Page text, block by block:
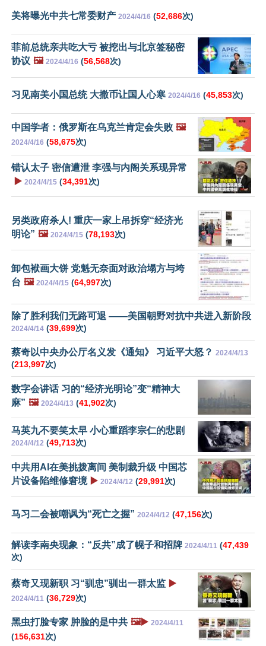
美将曝光中共七常委财产 2024/4/16 (52,686次)
菲前总统亲共吃大亏 被挖出与北京签秘密
协议 🖼️ 2024/4/16 (56,568次)
习见南美小国总统 大撒币让国人心寒 2024/4/16 (45,853次)
中国学者：俄罗斯在乌克兰肯定会失败 🖼️
2024/4/16 (58,675次)
错认太子 密信遭泄 李强与内阁关系现异常
▶️ 2024/4/15 (34,391次)
另类政府杀人! 重庆一家上吊拆穿“经济光
明论” 🖼️ 2024/4/15 (78,193次)
卸包袱画大饼 党魁无奈面对政治塌方与垮
台 🖼️ 2024/4/15 (64,997次)
除了胜利我们无路可退 ——美国朝野对抗中共进入新阶段
2024/4/14 (39,699次)
蔡奇以中央办公厅名义发《通知》 习近平大怒？ 2024/4/13
(213,997次)
数字会讲话 习的“经济光明论”变“精神大
麻” 🖼️ 2024/4/13 (41,902次)
马英九不要笑太早 小心重蹈李宗仁的悲剧
2024/4/12 (49,713次)
中共用AI在美挑拨离间 美制裁升级 中国芯
片设备陷维修窘境 ▶️ 2024/4/12 (29,991次)
马习二会被嘲讽为“死亡之握” 2024/4/12 (47,156次)
解读李南央现象：“反共”成了幌子和招牌 2024/4/11 (47,439
次)
蔡奇又现新职 习“驯忠”驯出一群太监 ▶️
2024/4/11 (36,729次)
黑虫打脸专家 肿脸的是中共 🖼️▶️ 2024/4/11
(156,631次)